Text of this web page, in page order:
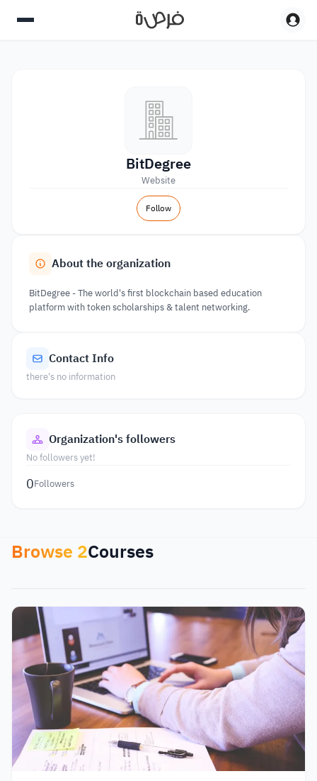
BitDegree
Website
Follow
About the organization
BitDegree - The world's first blockchain based education
platform with token scholarships & talent networking.
Contact Info
there's no information
Organization's followers
No followers yet!
0Followers
Browse 2Courses